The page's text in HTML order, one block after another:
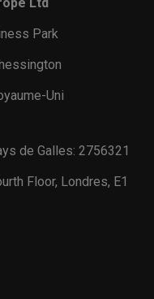
Ltd
Park
Uni
de Galles: 2756321
Floor, Londres, E1